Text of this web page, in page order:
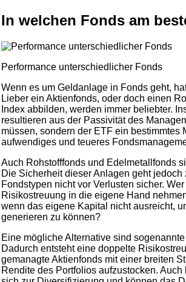
In welchen Fonds am
Performance unterschiedlicher Fonds
Wenn es um Geldanlage in Fonds geht,
Lieber ein Aktienfonds, oder doch einen
Index abbilden, werden immer beliebter.
resultieren aus der Passivität des
müssen, sondern der ETF ein bestimmtes
aufwendiges und teueres
Auch Rohstofffonds und Edelmetallfonds
Die Sicherheit dieser Anlagen geht
Fondstypen nicht vor Verlusten sicher.
Risikostreuung in die eigene Hand
wenn das eigene Kapital nicht ausreicht,
generieren zu können?
Eine mögliche Alternative sind
Dadurch entsteht eine doppelte
gemanagte Aktienfonds mit einer breiten
Rendite des Portfolios aufzustocken.